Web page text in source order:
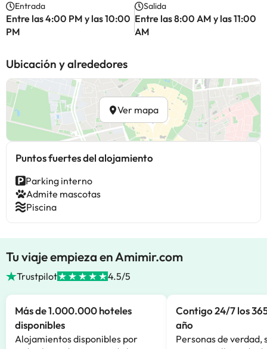
Entrada
Entre las 4:00 PM y las 10:00
PM
Salida
Entre las 8:00 AM y las 11:00
AM
Ubicación y alrededores
Ver mapa
Puntos fuertes del alojamiento
Parking interno
Admite mascotas
Piscina
Tu viaje empieza en Amimir.com
Trustpilot 4.5/5
Más de 1.000.000 hoteles
disponibles
Alojamientos disponibles por
Contigo 24/7 los
año
Personas de verdad,